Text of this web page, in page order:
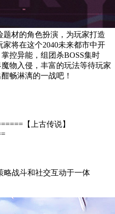
题材的角色扮演，为玩家打造
将在这个2040未来都市中开
控异能，组团杀BOSS集时
物入侵，丰富的玩法等待玩家
畅淋漓的一战吧！
【上古传说】
略战斗和社交互动于一体